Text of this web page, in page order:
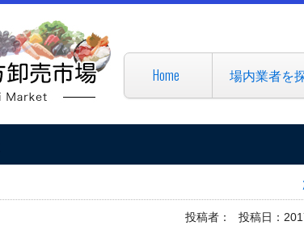
Home 場内業者を
投稿者： 投稿日：